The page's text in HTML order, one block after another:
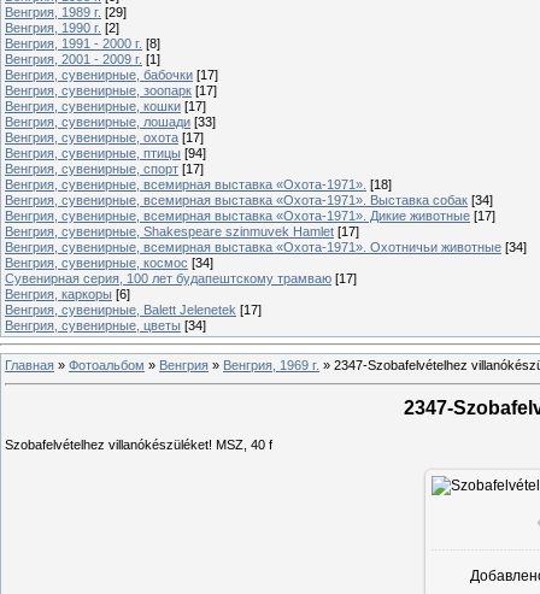
Венгрия, 1989 г. [29]
Венгрия, 1990 г. [2]
Венгрия, 1991 - 2000 г. [8]
Венгрия, 2001 - 2009 г. [1]
Венгрия, сувенирные, бабочки [17]
Венгрия, сувенирные, зоопарк [17]
Венгрия, сувенирные, кошки [17]
Венгрия, сувенирные, лошади [33]
Венгрия, сувенирные, охота [17]
Венгрия, сувенирные, птицы [94]
Венгрия, сувенирные, спорт [17]
Венгрия, сувенирные, всемирная выставка «Охота-1971». [18]
Венгрия, сувенирные, всемирная выставка «Охота-1971». Выставка собак [34]
Венгрия, сувенирные, всемирная выставка «Охота-1971». Дикие животные [17]
Венгрия, сувенирные, Shakespeare szinmuvek Hamlet [17]
Венгрия, сувенирные, всемирная выставка «Охота-1971». Охотничьи животные [34]
Венгрия, сувенирные, космос [34]
Сувенирная серия, 100 лет будапештскому трамваю [17]
Венгрия, каркоры [6]
Венгрия, сувенирные, Balett Jelenetek [17]
Венгрия, сувенирные, цветы [34]
Главная » Фотоальбом » Венгрия » Венгрия, 1969 г. » 2347-Szobafelvételhez
2347-
Szobafelvételhez villanókészüléket! MSZ, 40 f